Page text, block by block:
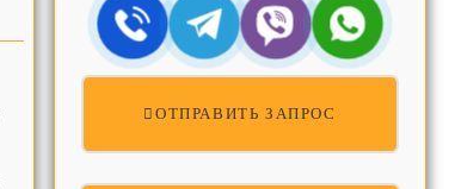
ОТПРАВИТЬ ЗАПРОС